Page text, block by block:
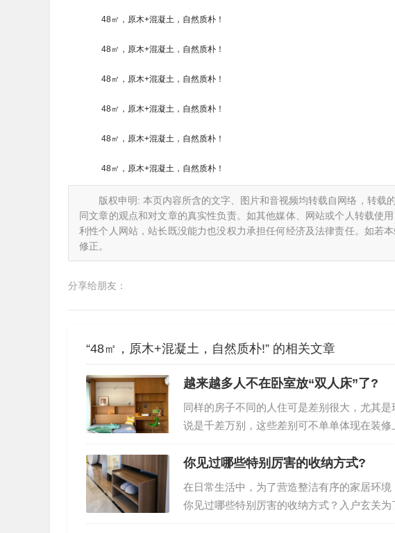
48㎡，原木+混凝土，自然质朴！
48㎡，原木+混凝土，自然质朴！
48㎡，原木+混凝土，自然质朴！
48㎡，原木+混凝土，自然质朴！
48㎡，原木+混凝土，自然质朴！
48㎡，原木+混凝土，自然质朴！
版权申明: 本页内容所含的文字、图片和音视频均转载自网络，转载
同文章的观点和对文章的真实性负责。如其他媒体、网站或个人转载使
利性个人网站，站长既没能力也没权力承担任何经济及法律责任。如若
修正。
分享给朋友：
“48㎡，原木+混凝土，自然质朴!” 的相关文章
越来越多人不在卧室放“双人床”了?
同样的房子不同的人住可是差别很大，尤其
说是千差万别，这些差别可不单单体现在装
上。就比如同样是睡觉的卧室，爸妈他们对
个双人床和一个标准的衣柜，不然能叫卧室？
人的做法，美观实用年轻人则不同，他们认
觉，能融入其它功能就最好了，睡觉虽然需
你见过哪些特别厉害的收纳方式?
在日常生活中，为了营造整洁有序的家居环
你见过哪些特别厉害的收纳方式？入户玄关
鞋柜，这样可以将换季鞋子和当季常穿的鞋